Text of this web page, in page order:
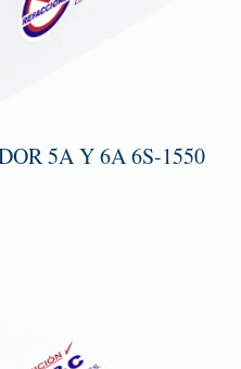
5A Y 6A 6S-1550